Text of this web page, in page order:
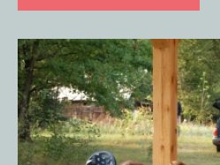
Autobusy
SP w Obierwi
Sąsiednie gminy
Lelis
Kadzidło
Baranowo
Olszewo-Borki
Piknik Historyczny